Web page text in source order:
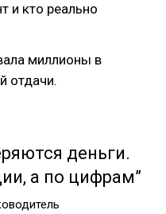
и кто реально
миллионы в
отдачи.
деньги.
а по цифрам”